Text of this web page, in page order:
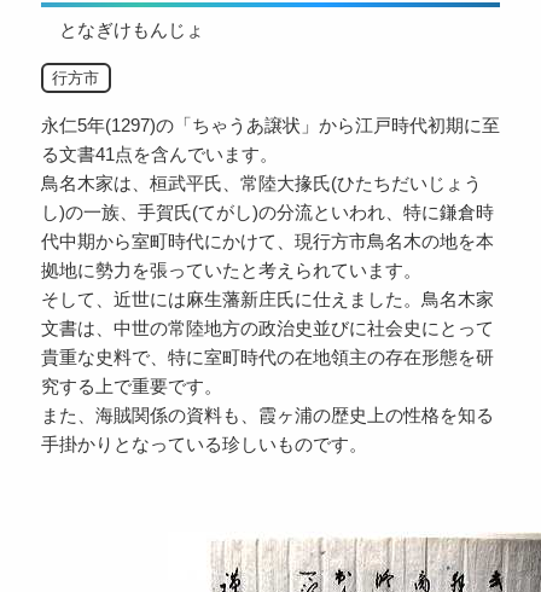
となぎけもんじょ
行方市
永仁5年(1297)の「ちゃうあ譲状」から江戸時代初期に至
る文書41点を含んでいます。
鳥名木家は、桓武平氏、常陸大掾氏(ひたちだいじょう
し)の一族、手賀氏(てがし)の分流といわれ、特に鎌倉時
代中期から室町時代にかけて、現行方市鳥名木の地を本
拠地に勢力を張っていたと考えられています。
そして、近世には麻生藩新庄氏に仕えました。鳥名木家
文書は、中世の常陸地方の政治史並びに社会史にとって
貴重な史料で、特に室町時代の在地領主の存在形態を研
究する上で重要です。
また、海賊関係の資料も、霞ヶ浦の歴史上の性格を知る
手掛かりとなっている珍しいものです。